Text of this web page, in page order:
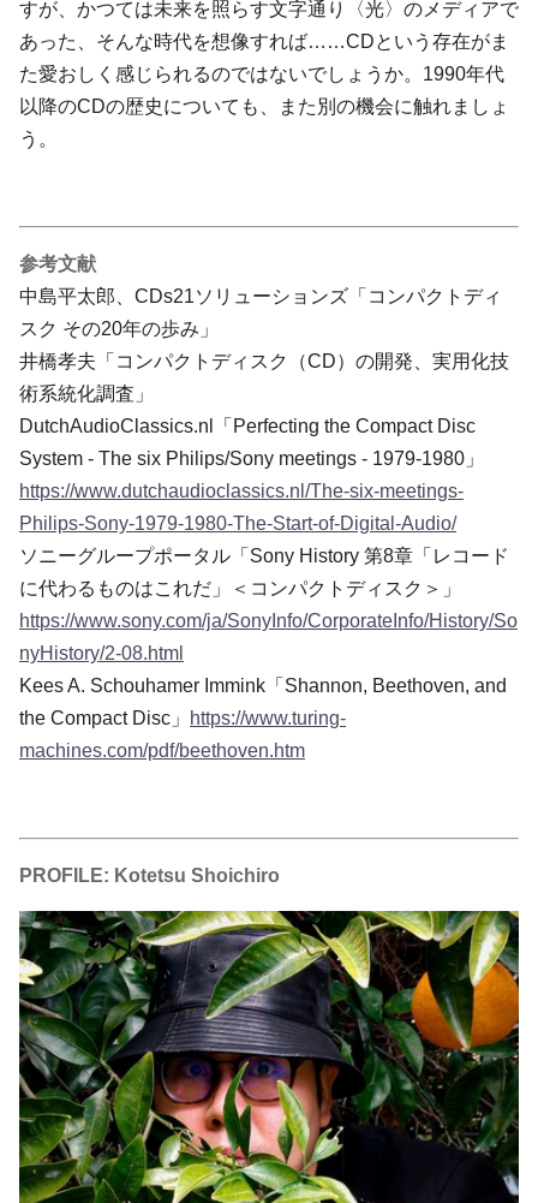
すが、かつては未来を照らす文字通り〈光〉のメディアで
あった、そんな時代を想像すれば……CDという存在がま
た愛おしく感じられるのではないでしょうか。1990年代
以降のCDの歴史についても、また別の機会に触れましょ
う。
参考文献
中島平太郎、CDs21ソリューションズ「コンパクトディ
スク その20年の歩み」
井橋孝夫「コンパクトディスク（CD）の開発、実用化技
術系統化調査」
DutchAudioClassics.nl「Perfecting the Compact Disc
System - The six Philips/Sony meetings - 1979-1980」
https://www.dutchaudioclassics.nl/The-six-meetings-
Philips-Sony-1979-1980-The-Start-of-Digital-Audio/
ソニーグループポータル「Sony History 第8章「レコード
に代わるものはこれだ」＜コンパクトディスク＞」
https://www.sony.com/ja/SonyInfo/CorporateInfo/History/So
nyHistory/2-08.html
Kees A. Schouhamer Immink「Shannon, Beethoven, and
the Compact Disc」
https://www.turing-
machines.com/pdf/beethoven.htm
PROFILE: Kotetsu Shoichiro